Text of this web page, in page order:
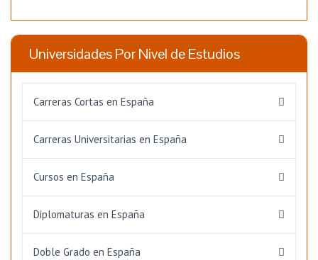
Universidades Por Nivel de Estudios
Carreras Cortas en España
Carreras Universitarias en España
Cursos en España
Diplomaturas en España
Doble Grado en España